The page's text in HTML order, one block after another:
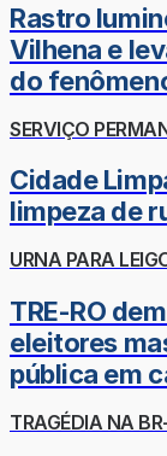
Rastro
Vilhena e
do
SERVIÇO
Cidade
limpeza de
URNA PARA
TRE-RO
eleitores
pública em
TRAGÉDIA NA